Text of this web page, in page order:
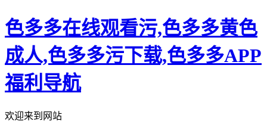
色多多在线观看污,色多多黄色
成人,色多多污下载,色多多APP
福利导航
欢迎来到网站